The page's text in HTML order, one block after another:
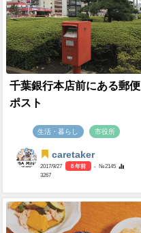
千葉銀行本店前にある郵便
ポスト
生活・暮らし 市役所
caretaker
2017/9/27 8 年前
- №2145
3267